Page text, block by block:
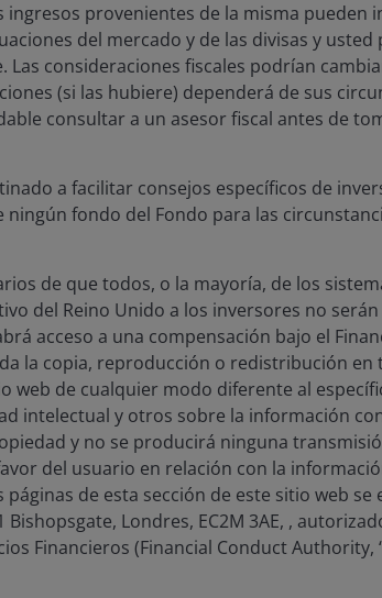
Premios STAR han servido como un índice
de inversores e intermediarios
y ofrecen una oportunidad única
panel imparcial de líderes de la industria
tienen acceso a las entradas
año, Janus Henderson se llevó los premios
e Invierten en Futuros Más
a los asesores a mantenerse a la
provocada por los aranceles) y
y acceso).
ingresos provenientes de la misma pueden
del mercado y de las divisas y
Las consideraciones fiscales podrían
(si las hubiere) dependerá de sus
consultar a un asesor fiscal antes de
a facilitar consejos específicos de
ningún fondo del Fondo para las
de que todos, o la mayoría, de los
del Reino Unido a los inversores no
acceso a una compensación bajo el
la copia, reproducción o redistribución
web de cualquier modo diferente al
intelectual y otros sobre la información
y no se producirá ninguna
del usuario en relación con la
de esta sección de este sitio web
Bishopsgate, Londres, EC2M 3AE, ,
Financieros (Financial Conduct Authority,